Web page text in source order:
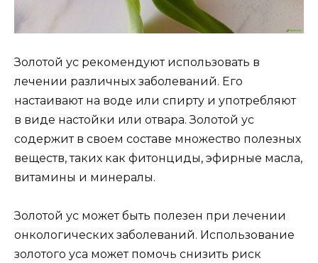
Золотой ус рекомендуют использовать в
лечении различных заболеваний. Его
настаивают на воде или спирту и употребляют
в виде настойки или отвара. Золотой ус
содержит в своем составе множество полезных
веществ, таких как фитонциды, эфирные масла,
витамины и минералы.
Золотой ус может быть полезен при лечении
онкологических заболеваний. Использование
золотого уса может помочь снизить риск